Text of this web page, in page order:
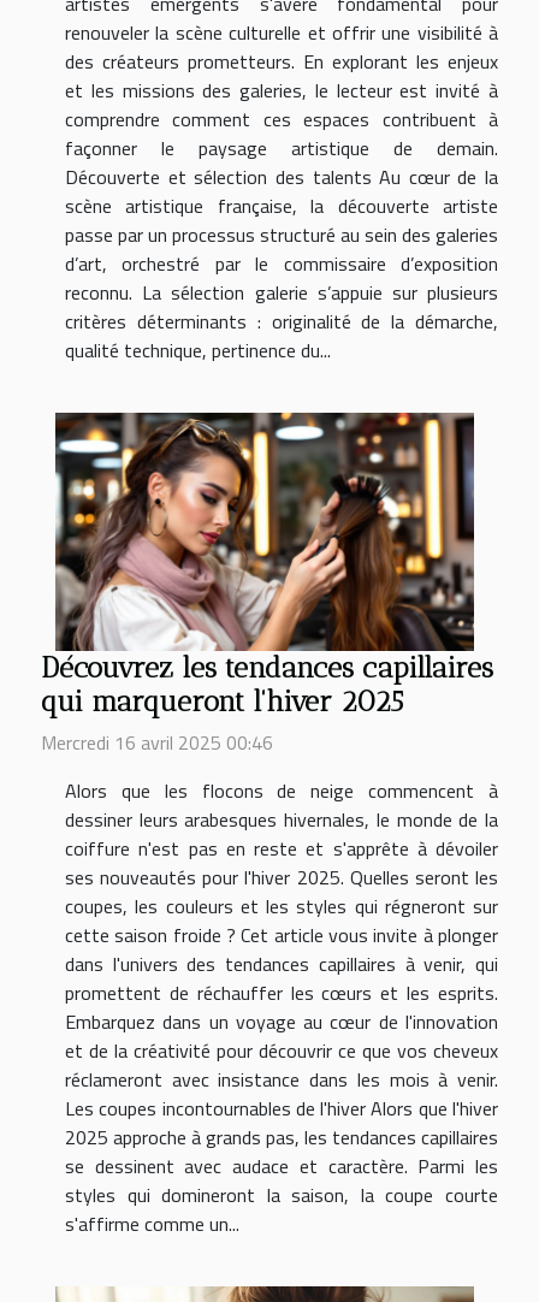
renouveler la scène culturelle et offrir une visibilité à
des créateurs prometteurs. En explorant les enjeux
et les missions des galeries, le lecteur est invité à
comprendre comment ces espaces contribuent à
façonner le paysage artistique de demain.
Découverte et sélection des talents Au cœur de la
scène artistique française, la découverte artiste
passe par un processus structuré au sein des galeries
d’art, orchestré par le commissaire d’exposition
reconnu. La sélection galerie s’appuie sur plusieurs
critères déterminants : originalité de la démarche,
qualité technique, pertinence du...
Découvrez les tendances capillaires
qui marqueront l'hiver 2025
Mercredi 16 avril 2025 00:46
Alors que les flocons de neige commencent à
dessiner leurs arabesques hivernales, le monde de la
coiffure n'est pas en reste et s'apprête à dévoiler
ses nouveautés pour l'hiver 2025. Quelles seront les
coupes, les couleurs et les styles qui régneront sur
cette saison froide ? Cet article vous invite à plonger
dans l'univers des tendances capillaires à venir, qui
promettent de réchauffer les cœurs et les esprits.
Embarquez dans un voyage au cœur de l'innovation
et de la créativité pour découvrir ce que vos cheveux
réclameront avec insistance dans les mois à venir.
Les coupes incontournables de l'hiver Alors que l'hiver
2025 approche à grands pas, les tendances capillaires
se dessinent avec audace et caractère. Parmi les
styles qui domineront la saison, la coupe courte
s'affirme comme un...